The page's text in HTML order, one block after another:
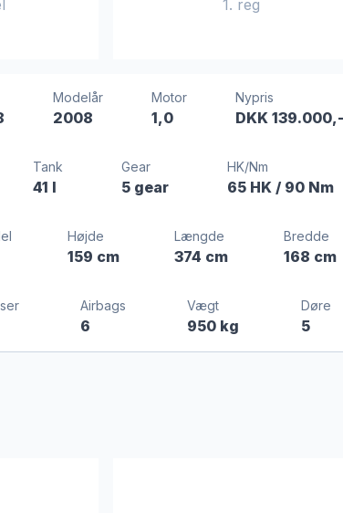
1. reg
Modelår
2008
Motor
1,0
Nypris
DKK 139.000,-
Tank
41 l
Gear
5 gear
HK/Nm
65 HK / 90 Nm
Højde
159 cm
Længde
374 cm
Bredde
168 cm
Airbags
6
Vægt
950 kg
Døre
5